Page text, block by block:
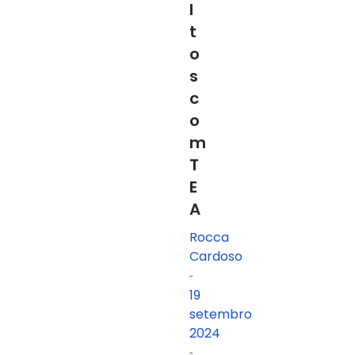
l
t
o
s
c
o
m
T
E
A
Rocca
Cardoso
-
19
setembro
2024